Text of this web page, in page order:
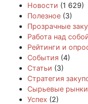
Новости (1 629)
Полезное (3)
Прозрачные
Работа над
Рейтинги и
События (4)
Статьи (3)
Стратегия
Сырьевые рынки
Успех (2)